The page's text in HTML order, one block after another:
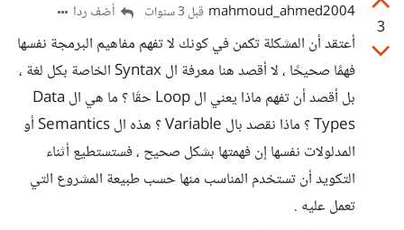
3
mahmoud_ahmed2004 قبل 3 سنوات أضف ردا
أعتقد أن المشكلة تكمن في كونك لا تفهم مفاهيم البرمجة نفسها
فهمًا صحيحًا ، لا أقصد هنا معرفة ال Syntax الخاصة بكل لغة ،
بل أقصد أن تفهم ماذا يعني ال Loop حقَا ؟ ما هي ال Data
Types ؟ ماذا نقصد بال Variable ؟ هذه ال Semantics أو
المدلولات نفسها إن فهمتها بشكل صحيح ، فستستطيع أثناء
التكويد أن تستخدم المناسب منها حسب طبيعة المشروع التي
تعمل عليه .